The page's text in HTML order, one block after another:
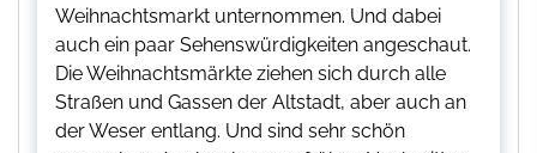
Weihnachtsmarkt unternommen. Und dabei
auch ein paar Sehenswürdigkeiten angeschaut.
Die Weihnachtsmärkte ziehen sich durch alle
Straßen und Gassen der Altstadt, aber auch an
der Weser entlang. Und sind sehr schön